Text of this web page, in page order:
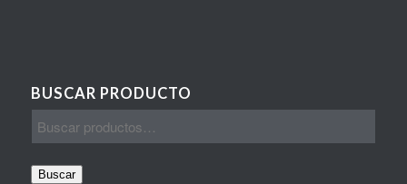
BUSCAR PRODUCTO
Buscar